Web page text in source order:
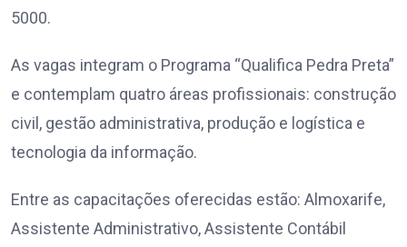
5000.
As vagas integram o Programa “Qualifica Pedra Preta”
e contemplam quatro áreas profissionais: construção
civil, gestão administrativa, produção e logística e
tecnologia da informação.
Entre as capacitações oferecidas estão: Almoxarife,
Assistente Administrativo, Assistente Contábil